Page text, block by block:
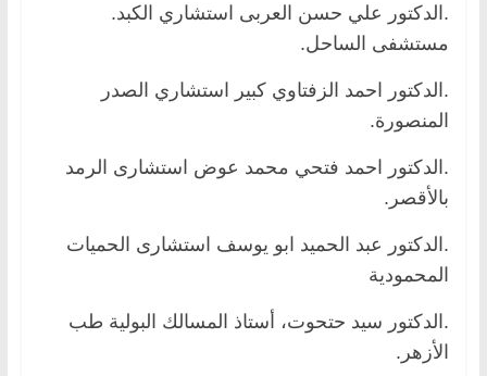
.الدكتور علي حسن العربى استشاري الكبد.
مستشفى الساحل.
.الدكتور احمد الزفتاوي كبير استشاري الصدر
المنصورة.
.الدكتور احمد فتحي محمد عوض استشارى الرمد
بالأقصر.
.الدكتور عبد الحميد ابو يوسف استشارى الحميات
المحمودية
.الدكتور سيد حتحوت، أستاذ المسالك البولية طب
الأزهر.